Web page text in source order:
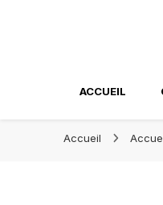
ACCUEIL
Accueil